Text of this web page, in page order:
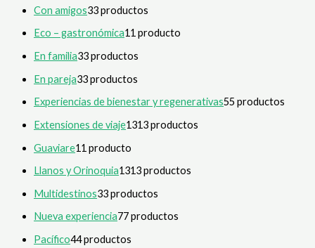
Con amigos33 productos
Eco – gastronómica11 producto
En familia33 productos
En pareja33 productos
Experiencias de bienestar y regenerativas55 productos
Extensiones de viaje1313 productos
Guaviare11 producto
Llanos y Orinoquia1313 productos
Multidestinos33 productos
Nueva experiencia77 productos
Pacífico44 productos